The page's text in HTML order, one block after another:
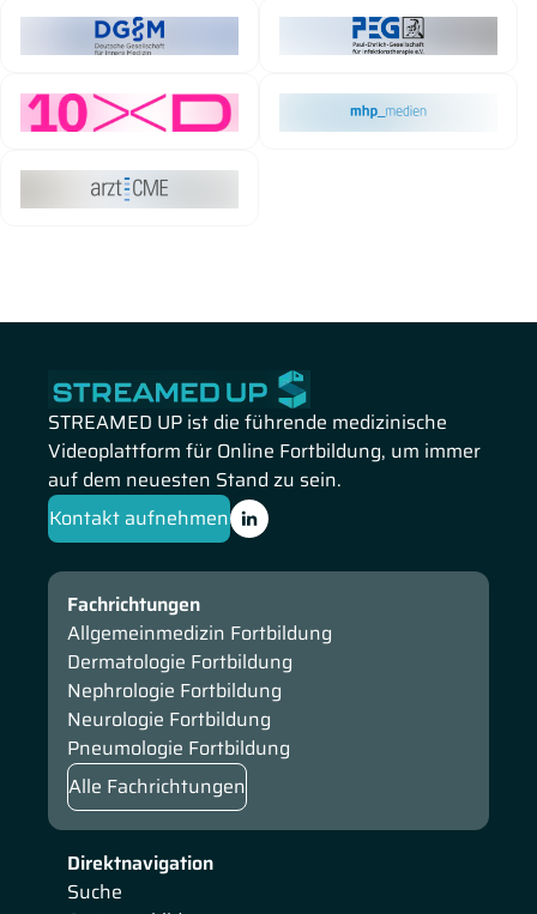
STREAMED UP ist die führende medizinische
Videoplattform für Online Fortbildung, um immer
auf dem neuesten Stand zu sein.
Kontakt aufnehmen
Direktnavigation
Suche
Fachrichtungen
Allgemeinmedizin Fortbildung
Dermatologie Fortbildung
Nephrologie Fortbildung
Neurologie Fortbildung
Pneumologie Fortbildung
Alle Fachrichtungen